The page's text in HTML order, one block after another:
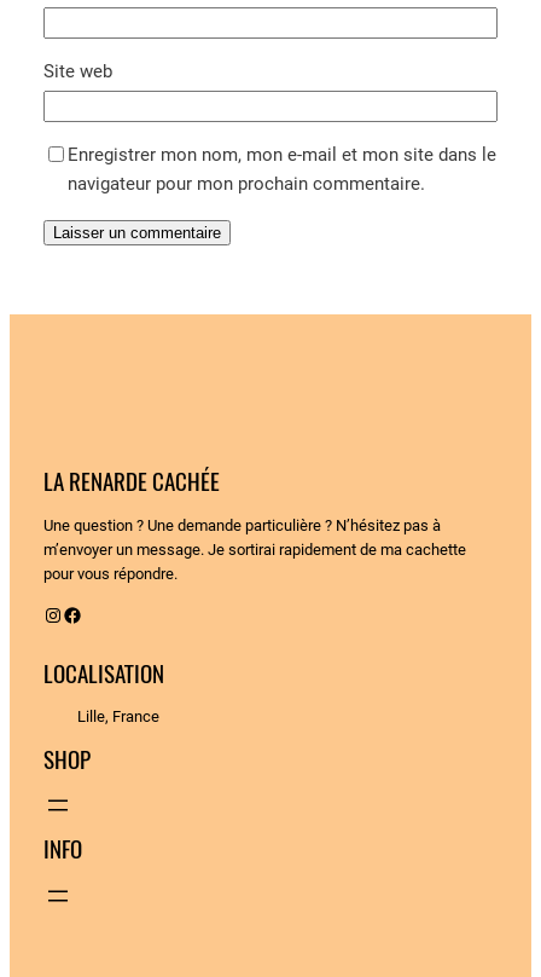
Site web
Enregistrer mon nom, mon e-mail et mon site dans le
navigateur pour mon prochain commentaire.
LA RENARDE CACHÉE
Une question ? Une demande particulière ? N’hésitez pas à
m’envoyer un message. Je sortirai rapidement de ma cachette
pour vous répondre.
Instagram Facebook
LOCALISATION
Lille, France
SHOP
INFO